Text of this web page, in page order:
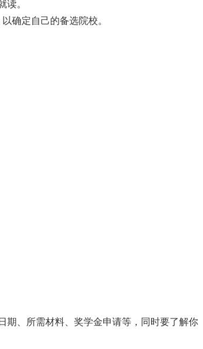
读。
确定自己的备选院校。
期、所需材料、奖学金申请等，同时要了解你